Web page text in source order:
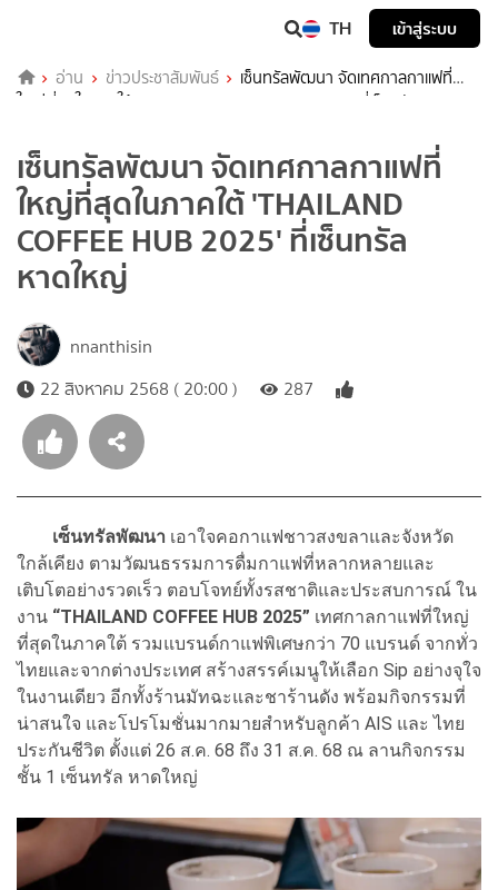
TH เข้าสู่ระบบ
อ่าน ข่าวประชาสัมพันธ์
เซ็นทรัลพัฒนา จัดเทศกาลกาแฟที่
ใหญ่ที่สุดในภาคใต้ ‘THAILAND COFFEE HUB 2025’ ที่เซ็นทรัล
เซ็นทรัลพัฒนา จัดเทศกาลกาแฟที่
ใหญ่ที่สุดในภาคใต้ 'THAILAND
COFFEE HUB 2025' ที่เซ็นทรัล
หาดใหญ่
nnanthisin
22 สิงหาคม 2568 ( 20:00 )
287
เซ็นทรัลพัฒนา เอาใจคอกาแฟชาวสงขลาและจังหวัด
ใกล้เคียง ตามวัฒนธรรมการดื่มกาแฟที่หลากหลายและ
เติบโตอย่างรวดเร็ว ตอบโจทย์ทั้งรสชาติและประสบการณ์ ใน
งาน “THAILAND COFFEE HUB 2025” เทศกาลกาแฟที่ใหญ่
ที่สุดในภาคใต้ รวมแบรนด์กาแฟพิเศษกว่า 70 แบรนด์ จากทั่ว
ไทยและจากต่างประเทศ สร้างสรรค์เมนูให้เลือก Sip อย่างจุใจ
ในงานเดียว อีกทั้งร้านมัทฉะและชาร้านดัง พร้อมกิจกรรมที่
น่าสนใจ และโปรโมชั่นมากมายสำหรับลูกค้า AIS และ ไทย
ประกันชีวิต ตั้งแต่ 26 ส.ค. 68 ถึง 31 ส.ค. 68 ณ ลานกิจกรรม
ชั้น 1 เซ็นทรัล หาดใหญ่